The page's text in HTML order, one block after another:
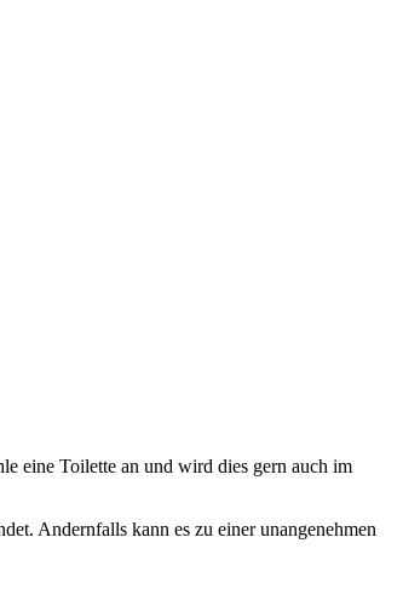
eine Toilette an und wird dies gern auch im
Andernfalls kann es zu einer unangenehmen